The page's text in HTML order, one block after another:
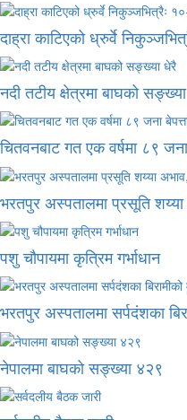
दाह्रा काटिएको ध्रुर्वे
नदी तटीय क्षेत्रमा बाघको
चितवनबाट गत एक वर्षमा ८९
भरतपुर अस्पतालमा प्रसूति शय्या
पशु चौपायमा कृत्रिम गर्भाधान
भरतपुर अस्पतालमा सर्पदंशका
नेपालमा बाघको सङ्ख्या ४२९